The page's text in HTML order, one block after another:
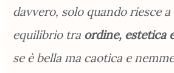
davvero, solo quando riesce
equilibrio tra ordine, estetica
se è bella ma caotica e